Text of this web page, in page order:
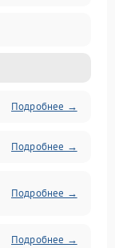
Подробнее →
Подробнее →
Подробнее →
Подробнее →